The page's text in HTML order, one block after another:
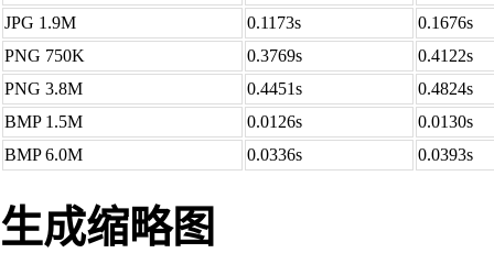
JPG 1.9M
0.1173s
0.1676s
PNG 750K
0.3769s
0.4122s
PNG 3.8M
0.4451s
0.4824s
BMP 1.5M
0.0126s
0.0130s
BMP 6.0M
0.0336s 0.0393s
生成缩略图